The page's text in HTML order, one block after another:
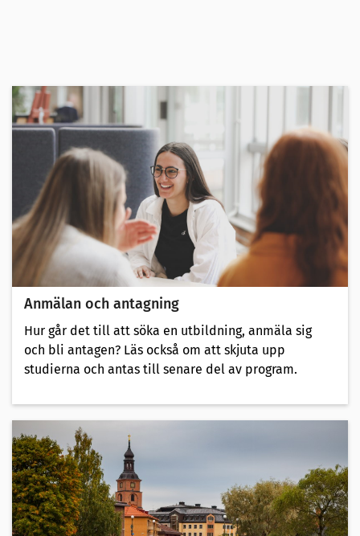
Anmälan och antagning
Hur går det till att söka en utbildning, anmäla sig
och bli antagen? Läs också om att skjuta upp
studierna och antas till senare del av program.